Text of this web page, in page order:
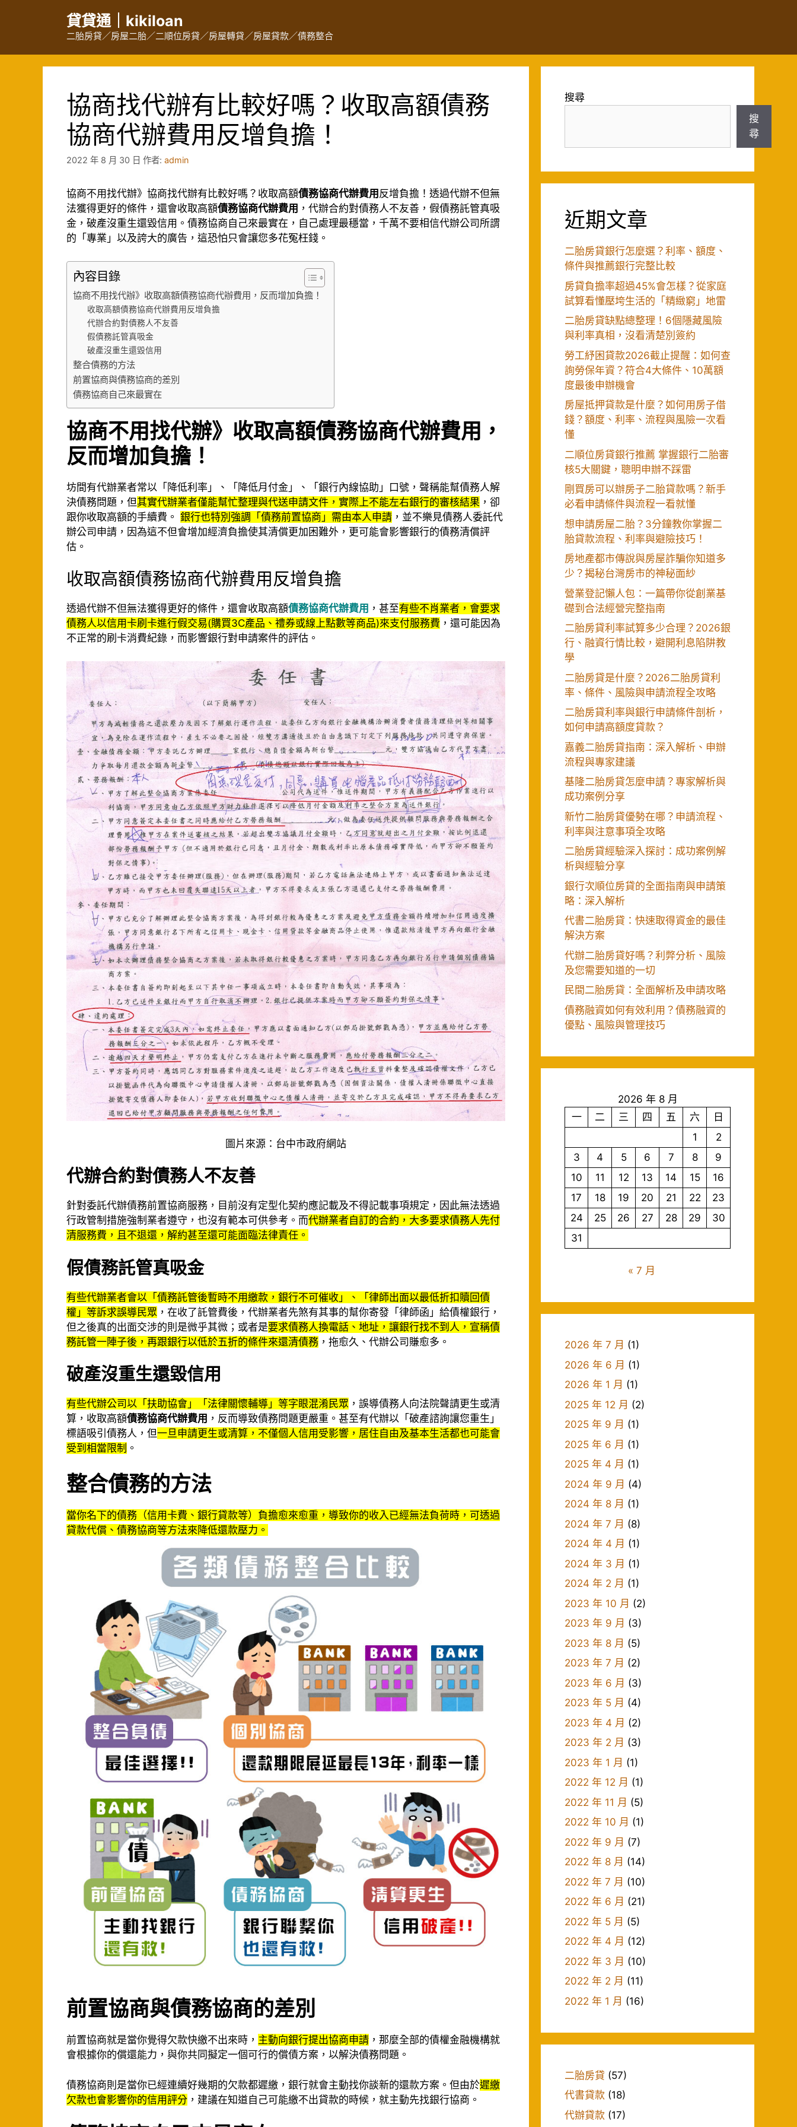
貸貸通｜kikiloan
二胎房貸／房屋二胎／二順位房貸／房屋轉貸／房屋貸款／債務整合
協商找代辦有比較好嗎？收取高額債務
協商代辦費用反增負擔！
2022 年 8 月 30 日 作者: admin
協商不用找代辦》協商找代辦有比較好嗎？收取高額債務協商代辦費用 反增負擔！透過代辦不但無
法獲得更好的條件，還會收取高額債務協商代辦費用 ，代辦合約對債務人不友善，假債務託管真吸
金，破產沒重生還毀信用。債務協商自己來最實在，自己處理最穩當，千萬不要相信代辦公司所謂
的「專業」以及誇大的廣告，這恐怕只會讓您多花冤枉錢。
內容目錄
協商不用找代辦》收取高額債務協商代辦費用，反而增加負擔！
收取高額債務協商代辦費用反增負擔
代辦合約對債務人不友善
假債務託管真吸金
破產沒重生還毀信用
整合債務的方法
前置協商與債務協商的差別
債務協商自己來最實在
協商不用找代辦》收取高額債務協商代辦費用，
反而增加負擔！
坊間有代辦業者常以「降低利率」、「降低月付金」、「銀行內線協助」口號，聲稱能幫債務人解
決債務問題，但其實代辦業者僅能幫忙整理與代送申請文件，實際上不能左右銀行的審核結果 ，卻
跟你收取高額的手續費。 銀行也特別強調「債務前置協商」需由本人申請 ，並不樂見債務人委託代
辦公司申請，因為這不但會增加經濟負擔使其清償更加困難外，更可能會影響銀行的債務清償評
估。
收取高額債務協商代辦費用反增負擔
透過代辦不但無法獲得更好的條件，還會收取高額債務協商代辦費用 ，甚至有些不肖業者，會要求
債務人以信用卡刷卡進行假交易(購買3C產品、禮券或線上點數等商品)來支付服務費 ，還可能因為
不正常的刷卡消費紀錄，而影響銀行對申請案件的評估。
圖片來源：台中市政府網站
代辦合約對債務人不友善
針對委託代辦債務前置協商服務，目前沒有定型化契約應記載及不得記載事項規定，因此無法透過
行政管制措施強制業者遵守，也沒有範本可供參考。而代辦業者自訂的合約，大多要求債務人先付
清服務費，且不退還，解約甚至還可能面臨法律責任。
假債務託管真吸金
有些代辦業者會以「債務託管後暫時不用繳款，銀行不可催收」、「律師出面以最低折扣贖回債
權」等訴求誤導民眾 ，在收了託管費後，代辦業者先煞有其事的幫你寄發「律師函」給債權銀行，
但之後真的出面交涉的則是微乎其微；或者是要求債務人換電話、地址，讓銀行找不到人，宣稱債
務託管一陣子後，再跟銀行以低於五折的條件來還清債務 ，拖愈久、代辦公司賺愈多。
破產沒重生還毀信用
有些代辦公司以「扶助協會」「法律關懷輔導」等字眼混淆民眾 ，誤導債務人向法院聲請更生或清
算，收取高額債務協商代辦費用 ，反而導致債務問題更嚴重。甚至有代辦以「破產諮詢讓您重生」
標語吸引債務人，但一旦申請更生或清算，不僅個人信用受影響，居住自由及基本生活都也可能會
受到相當限制 。
整合債務的方法
當你名下的債務（信用卡費、銀行貸款等）負擔愈來愈重，導致你的收入已經無法負荷時，可透過
貸款代償、債務協商等方法來降低還款壓力。
前置協商與債務協商的差別
前置協商就是當你覺得欠款快繳不出來時， 主動向銀行提出協商申請 ，那麼全部的債權金融機構就
會根據你的償還能力，與你共同擬定一個可行的償債方案，以解決債務問題。
債務協商則是當你已經連續好幾期的欠款都遲繳，銀行就會主動找你談新的還款方案。但由於遲繳
欠款也會影響你的信用評分 ，建議在知道自己可能繳不出貸款的時候，就主動先找銀行協商。
搜尋
搜
尋
近期文章
二胎房貸銀行怎麼選？利率、額度、
條件與推薦銀行完整比較
房貸負擔率超過45%會怎樣？從家庭
試算看懂壓垮生活的「精緻窮」地雷
二胎房貸缺點總整理！6個隱藏風險
與利率真相，沒看清楚別簽約
勞工紓困貸款2026截止提醒：如何查
詢勞保年資？符合4大條件、10萬額
度最後申辦機會
房屋抵押貸款是什麼？如何用房子借
錢？額度、利率、流程與風險一次看
懂
二順位房貸銀行推薦 掌握銀行二胎審
核5大關鍵，聰明申辦不踩雷
剛買房可以辦房子二胎貸款嗎？新手
必看申請條件與流程一看就懂
想申請房屋二胎？3分鐘教你掌握二
胎貸款流程、利率與避險技巧！
房地產都市傳說與房屋詐騙你知道多
少？揭秘台灣房市的神秘面紗
營業登記懶人包：一篇帶你從創業基
礎到合法經營完整指南
二胎房貸利率試算多少合理？2026銀
行、融資行情比較，避開利息陷阱教
學
二胎房貸是什麼？2026二胎房貸利
率、條件、風險與申請流程全攻略
二胎房貸利率與銀行申請條件剖析，
如何申請高額度貸款？
嘉義二胎房貸指南：深入解析、申辦
流程與專家建議
基隆二胎房貸怎麼申請？專家解析與
成功案例分享
新竹二胎房貸優勢在哪？申請流程、
利率與注意事項全攻略
二胎房貸經驗深入探討：成功案例解
析與經驗分享
銀行次順位房貸的全面指南與申請策
略：深入解析
代書二胎房貸：快速取得資金的最佳
解決方案
代辦二胎房貸好嗎？利弊分析、風險
及您需要知道的一切
民間二胎房貸：全面解析及申請攻略
債務融資如何有效利用？債務融資的
優點、風險與管理技巧
2026 年 8 月
一
二 三 四 五 六
日
1
2
3
4 5 6 7 8
9
10
11 12 13 14 15
16
17
18 19 20 21 22
23
24
25 26 27 28 29
30
31
« 7 月
2026 年 7 月 (1)
2026 年 6 月 (1)
2026 年 1 月 (1)
2025 年 12 月 (2)
2025 年 9 月 (1)
2025 年 6 月 (1)
2025 年 4 月 (1)
2024 年 9 月 (4)
2024 年 8 月 (1)
2024 年 7 月 (8)
2024 年 4 月 (1)
2024 年 3 月 (1)
2024 年 2 月 (1)
2023 年 10 月 (2)
2023 年 9 月 (3)
2023 年 8 月 (5)
2023 年 7 月 (2)
2023 年 6 月 (3)
2023 年 5 月 (4)
2023 年 4 月 (2)
2023 年 2 月 (3)
2023 年 1 月 (1)
2022 年 12 月 (1)
2022 年 11 月 (5)
2022 年 10 月 (1)
2022 年 9 月 (7)
2022 年 8 月 (14)
2022 年 7 月 (10)
2022 年 6 月 (21)
2022 年 5 月 (5)
2022 年 4 月 (12)
2022 年 3 月 (10)
2022 年 2 月 (11)
2022 年 1 月 (16)
二胎房貸 (57)
代書貸款 (18)
代辦貸款 (17)